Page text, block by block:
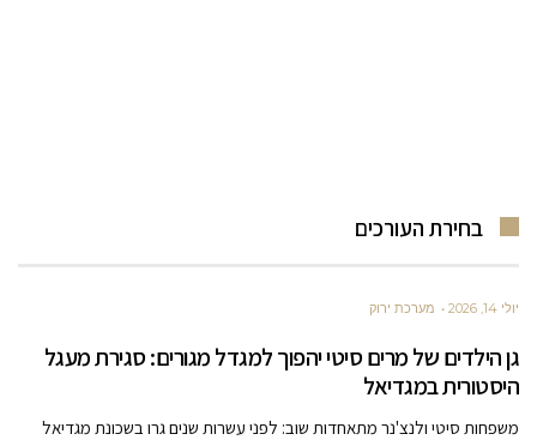
בחירת העורכים
יולי 14, 2026 מערכת ירוק
גן הילדים של מרים סיטי יהפוך למגדל מגורים: סגירת מעגל
היסטורית במגדיאל
משפחות סיטי ולנצ'נר מתאחדות שוב: לפני עשרות שנים גרו בשכונת מגדיאל